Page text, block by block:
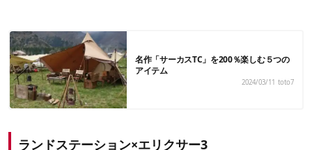
名作「サーカスTC」を200％楽しむ５つの
アイテム
2024/03/11 toto7
ランドステーション×エリクサー3